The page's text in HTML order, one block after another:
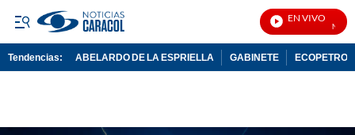
EN VIVO
Tendencias: ABELARDO DE LA ESPRIELLA GABINETE ECOPETROL